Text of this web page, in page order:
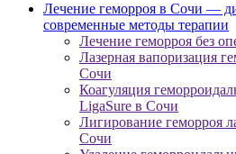
Лечение геморроя в Сочи —
современные методы терапии
Лечение геморроя без
Лазерная вапоризация
Сочи
Коагуляция
LigaSure в Сочи
Лигирование геморроя
Сочи